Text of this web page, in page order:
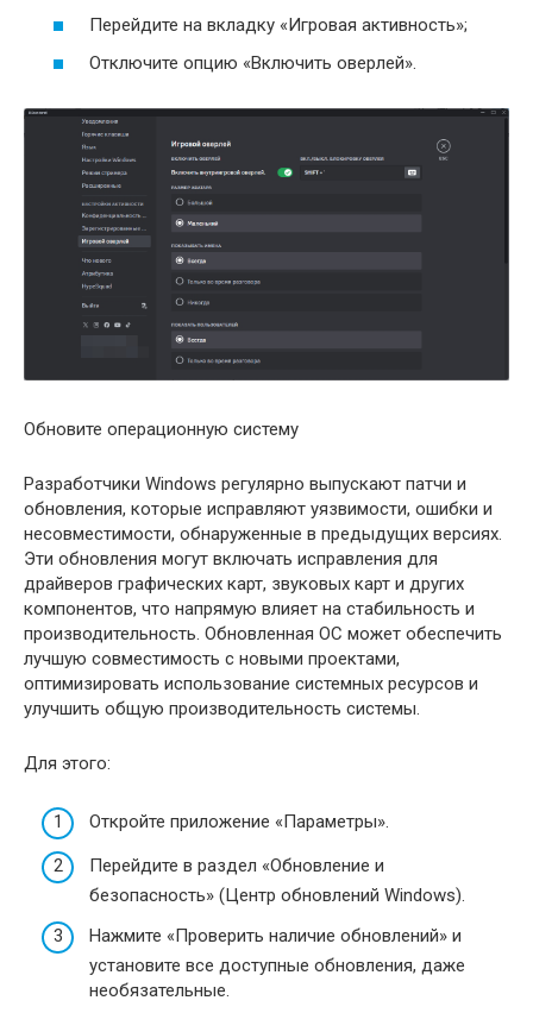
Перейдите на вкладку «Игровая активность»;
Отключите опцию «Включить оверлей».
Обновите операционную систему
Разработчики Windows регулярно выпускают патчи и
обновления, которые исправляют уязвимости, ошибки и
несовместимости, обнаруженные в предыдущих версиях.
Эти обновления могут включать исправления для
драйверов графических карт, звуковых карт и других
компонентов, что напрямую влияет на стабильность и
производительность. Обновленная ОС может обеспечить
лучшую совместимость с новыми проектами,
оптимизировать использование системных ресурсов и
улучшить общую производительность системы.
Для этого:
Откройте приложение «Параметры».
Перейдите в раздел «Обновление и
безопасность» (Центр обновлений Windows).
Нажмите «Проверить наличие обновлений» и
установите все доступные обновления, даже
необязательные.